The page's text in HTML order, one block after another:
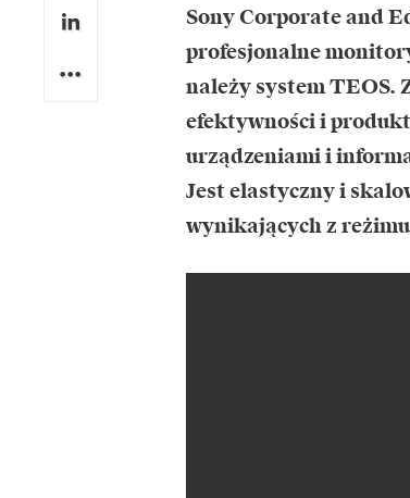
Sony Corporate and
profesjonalne
należy system TEOS.
efektywności i
urządzeniami i
Jest elastyczny i
wynikających z